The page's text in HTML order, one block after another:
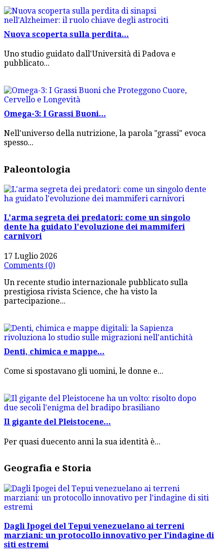
Nuova scoperta sulla perdita...
Uno studio guidato dall'Università di Padova e
pubblicato...
Omega-3: I Grassi Buoni...
Nell'universo della nutrizione, la parola "grassi" evoca
spesso...
Paleontologia
L'arma segreta dei predatori: come un singolo
dente ha guidato l'evoluzione dei mammiferi
carnivori
17 Luglio 2026
Comments (0)
Un recente studio internazionale pubblicato sulla
prestigiosa rivista Science, che ha visto la
partecipazione...
Denti, chimica e mappe...
Come si spostavano gli uomini, le donne e...
Il gigante del Pleistocene...
Per quasi duecento anni la sua identità è...
Geografia e Storia
Dagli Ipogei del Tepui venezuelano ai terreni
marziani: un protocollo innovativo per l'indagine di
siti estremi